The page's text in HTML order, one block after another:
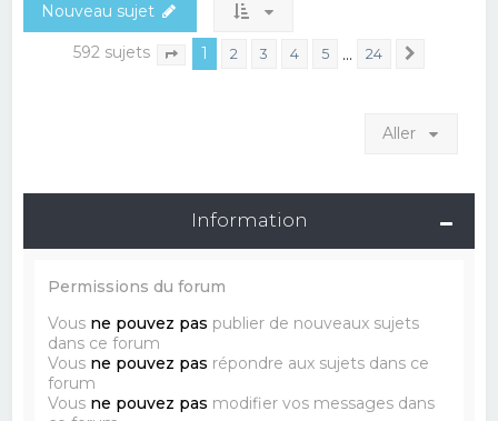
Nouveau sujet
592 sujets Page sur 24
1 2 3 4 5 … 24
Aller
Information
Permissions du forum
Vous ne pouvez pas publier de nouveaux sujets
dans ce forum
Vous ne pouvez pas répondre aux sujets dans ce
forum
Vous ne pouvez pas modifier vos messages dans